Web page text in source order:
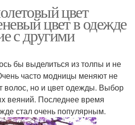
цвет
цвет в одежде
с другими
бы выделиться из толпы и не
часто модницы меняют не
волос, но и цвет одежды. Выбор
веяний. Последнее время
стал очень популярным.